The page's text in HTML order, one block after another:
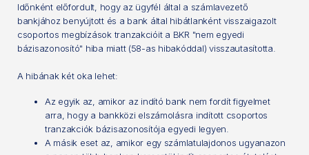
Időnként előfordult, hogy az ügyfél által a számlavezető
bankjához benyújtott és a bank által hibátlanként visszaigazolt
csoportos megbízások tranzakcióit a BKR "nem egyedi
bázisazonosító" hiba miatt (58-as hibakóddal) visszautasította.
A hibának két oka lehet:
Az egyik az, amikor az indító bank nem fordít figyelmet
arra, hogy a bankközi elszámolásra indított csoportos
tranzakciók bázisazonosítója egyedi legyen.
A másik eset az, amikor egy számlatulajdonos ugyanazon